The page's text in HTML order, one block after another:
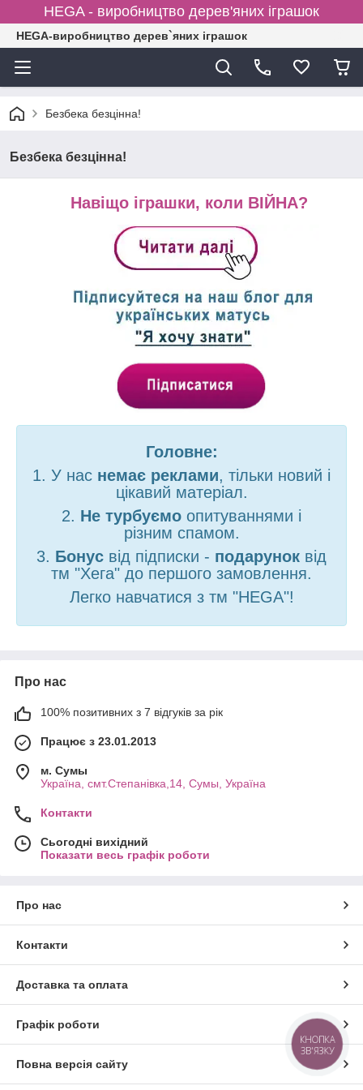
HEGA - виробництво дерев'яних іграшок
HEGA-виробництво дерев`яних іграшок
Безбека безцінна!
Безбека безцінна!
Навіщо іграшки, коли ВІЙНА?
Головне:
1. У нас немає реклами, тільки новий і
цікавий матеріал.
2. Не турбуємо опитуваннями і
різним спамом.
3. Бонус від підписки - подарунок від
тм "Хега" до першого замовлення.
Легко навчатися з тм "HEGA"!
Про нас
100% позитивних з 7 відгуків за рік
Працює з 23.01.2013
м. Cумы
Україна, смт.Степанівка,14, Cумы, Україна
Контакти
Сьогодні вихідний
Показати весь графік роботи
Про нас
Контакти
Доставка та оплата
Графік роботи
Повна версія сайту
КНОПКА
ЗВ'ЯЗКУ